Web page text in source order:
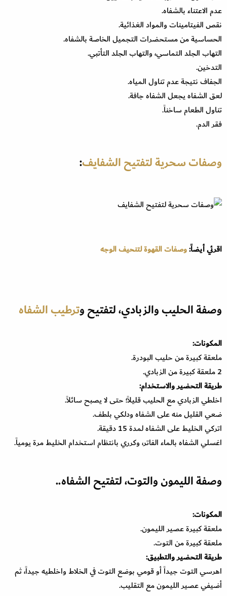
عدم الاعتناء بالشفاه.
نقص الفيتامينات والمواد الغذائية.
الحساسية من مستحضرات التجميل الخاصة بالشفاه.
التهاب الجلد التماسي، والتهاب الجلد التأتبي.
التدخين.
الجفاف نتيجة عدم تناول المياه.
لعق الشفاه يجعل الشفاه جافة.
تناول الطعام ساخناً.
فقر الدم.
وصفات سحرية لتفتيح الشفايف:
اقرئي أيضاً:وصفات القهوة لتنحيف الوجه
وصفة الحليب والزبادي، لتفتيح وترطيب الشفاه
المكونات:
ملعقة كبيرة من حليب البودرة.
2 ملعقة كبيرة من الزبادي.
طريقة التحضير والاستخدام:
اخلطي الزبادي مع الحليب قليلاً؛ حتى لا يصبح سائلاً.
ضعي القليل منه على الشفاه ودلكي بلطف.
اتركي الخليط على الشفاه لمدة 15 دقيقة.
اغسلي الشفاه بالماء الفاتر، وكرري بانتظام استخدام الخليط مرة يومياً.
وصفة الليمون والتوت، لتفتيح الشفاه..
المكونات:
ملعقة كبيرة عصير الليمون.
ملعقة كبيرة من التوت.
طريقة التحضير والتطبيق:
اهرسي التوت جيداً أو قومي بوضع التوت في الخلاط واخلطيه جيداً، ثم
أضيفي عصير الليمون مع التقليب.